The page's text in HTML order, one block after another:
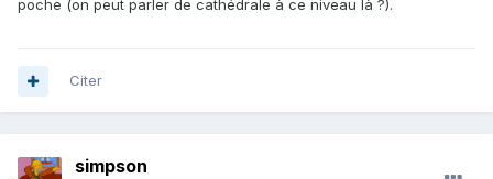
poche (on peut parler de cathédrale à ce niveau là ?).
Citer
simpson